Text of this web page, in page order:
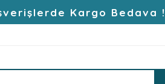
Kargo Bedava !